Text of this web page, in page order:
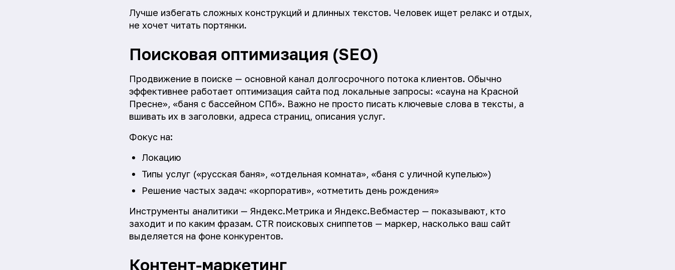
Лучше избегать сложных конструкций и длинных текстов. Человек ищет релакс и отдых,
не хочет читать портянки.
Поисковая оптимизация (SEO)
Продвижение в поиске — основной канал долгосрочного потока клиентов. Обычно
эффективнее работает оптимизация сайта под локальные запросы: «сауна на Красной
Пресне», «баня с бассейном СПб». Важно не просто писать ключевые слова в тексты, а
вшивать их в заголовки, адреса страниц, описания услуг.
Фокус на:
Локацию
Типы услуг («русская баня», «отдельная комната», «баня с уличной купелью»)
Решение частых задач: «корпоратив», «отметить день рождения»
Инструменты аналитики — Яндекс.Метрика и Яндекс.Вебмастер — показывают, кто
заходит и по каким фразам. CTR поисковых сниппетов — маркер, насколько ваш сайт
выделяется на фоне конкурентов.
Контент-маркетинг